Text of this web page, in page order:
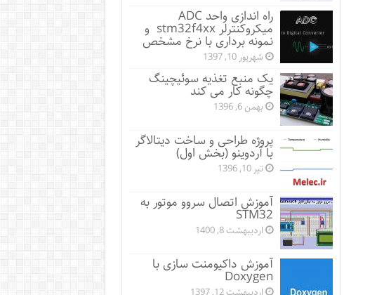
راه اندازی واحد ADC
میکروکنترلر stm32f4xx و
نمونه برداری با نرخ مشخص
شهریور 10, 1397
یک منبع تغذیه سوئیچینگ
چگونه کار می کند
بهمن 6, 1396
پروژه طراحی و ساخت دیتالاگر
با آردوینو (بخش اول)
تیر 10, 1396
آموزش اتصال سروو موتور به
STM32
اردیبهشت 8, 1400
آموزش داکیومنت سازی با
Doxygen